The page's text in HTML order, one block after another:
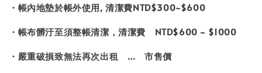
・帳內地墊於帳外使用, 清潔費NTD$300~$600
・帳布髒汙至須整帳清潔，清潔費 NTD$600 ~ $1000
・嚴重破損致無法再次出租 … 市售價